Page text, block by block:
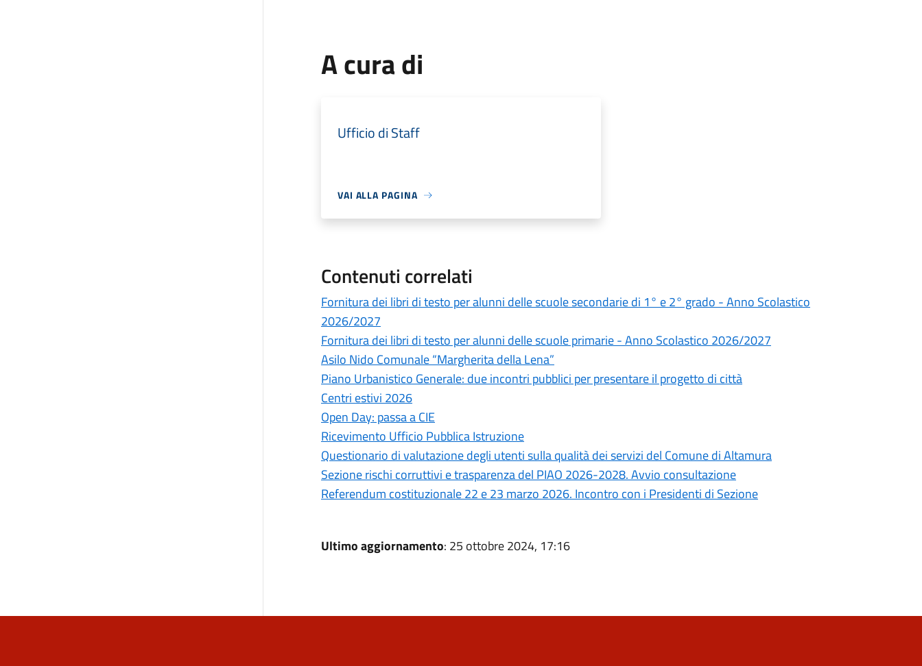
A cura di
Ufficio di Staff
VAI ALLA PAGINA
Contenuti correlati
Fornitura dei libri di testo per alunni delle scuole secondarie di 1° e 2° grado - Anno Scolastico
2026/2027
Fornitura dei libri di testo per alunni delle scuole primarie - Anno Scolastico 2026/2027
Asilo Nido Comunale “Margherita della Lena”
Piano Urbanistico Generale: due incontri pubblici per presentare il progetto di città
Centri estivi 2026
Open Day: passa a CIE
Ricevimento Ufficio Pubblica Istruzione
Questionario di valutazione degli utenti sulla qualità dei servizi del Comune di Altamura
Sezione rischi corruttivi e trasparenza del PIAO 2026-2028. Avvio consultazione
Referendum costituzionale 22 e 23 marzo 2026. Incontro con i Presidenti di Sezione
Ultimo aggiornamento: 25 ottobre 2024, 17:16